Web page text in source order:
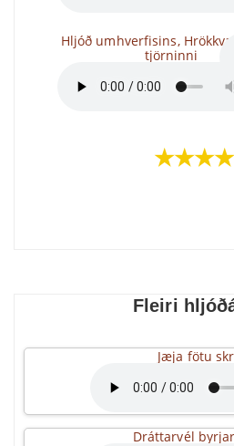
Hljóð umhverfisins, Hrökkva
tjörninni
Fleiri
Jæja fötu
Dráttarvél